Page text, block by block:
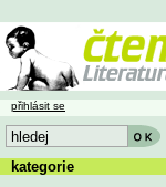
přihlásit se
kategorie